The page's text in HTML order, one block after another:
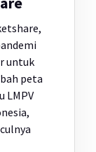
untuk
peta
LMPV